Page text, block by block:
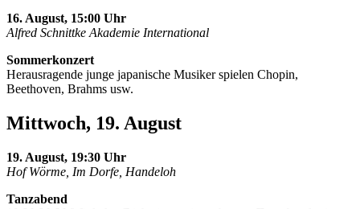
16. August, 15:00 Uhr
Alfred Schnittke Akademie International
Sommerkonzert
Herausragende junge japanische Musiker spielen Chopin,
Beethoven, Brahms usw.
Mittwoch, 19. August
19. August, 19:30 Uhr
Hof Wörme, Im Dorfe, Handeloh
Tanzabend